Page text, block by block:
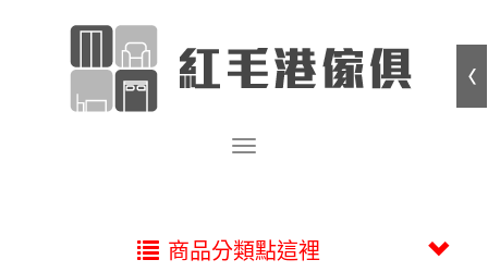
商品分類點這裡